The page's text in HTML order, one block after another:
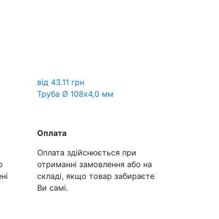
від 43.11 грн
Труба Ø 108х4,0 мм
Оплата
Оплата здійснюється при
отриманні замовлення або на
складі, якщо товар забираєте
Ви самі.